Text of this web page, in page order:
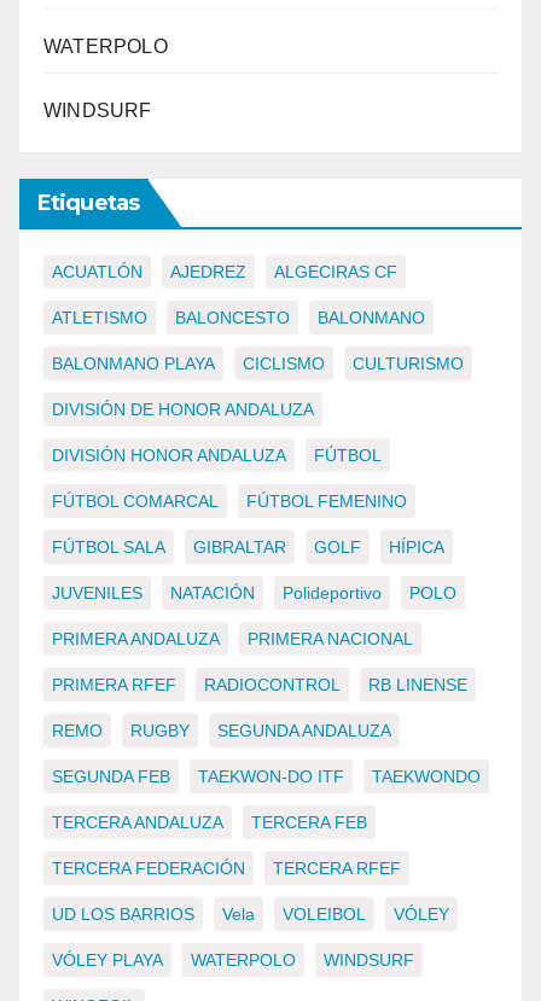
WATERPOLO
WINDSURF
Etiquetas
ACUATLÓN AJEDREZ ALGECIRAS CF
ATLETISMO BALONCESTO BALONMANO
BALONMANO PLAYA CICLISMO CULTURISMO
DIVISIÓN DE HONOR ANDALUZA
DIVISIÓN HONOR ANDALUZA FÚTBOL
FÚTBOL COMARCAL FÚTBOL FEMENINO
FÚTBOL SALA GIBRALTAR GOLF HÍPICA
JUVENILES NATACIÓN Polideportivo POLO
PRIMERA ANDALUZA PRIMERA NACIONAL
PRIMERA RFEF RADIOCONTROL RB LINENSE
REMO RUGBY SEGUNDA ANDALUZA
SEGUNDA FEB TAEKWON-DO ITF TAEKWONDO
TERCERA ANDALUZA TERCERA FEB
TERCERA FEDERACIÓN TERCERA RFEF
UD LOS BARRIOS Vela VOLEIBOL VÓLEY
VÓLEY PLAYA WATERPOLO WINDSURF